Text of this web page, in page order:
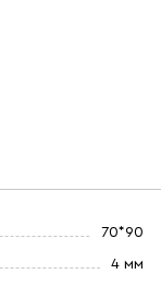
70*90
4 мм